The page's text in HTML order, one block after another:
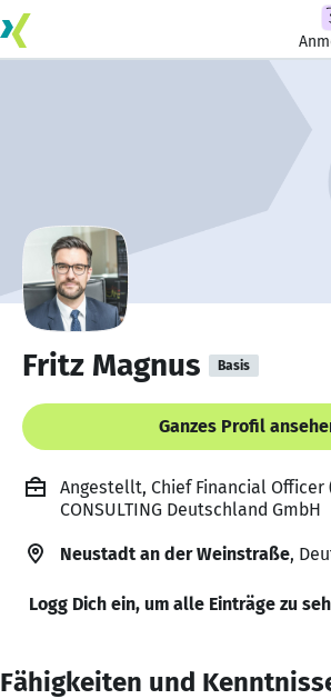
Fritz Magnus Basis
Ganzes Profil
Angestellt, Chief Financial Officer
CONSULTING Deutschland GmbH
Neustadt an der Weinstraße,
Logg Dich ein, um alle Einträge zu
Fähigkeiten und